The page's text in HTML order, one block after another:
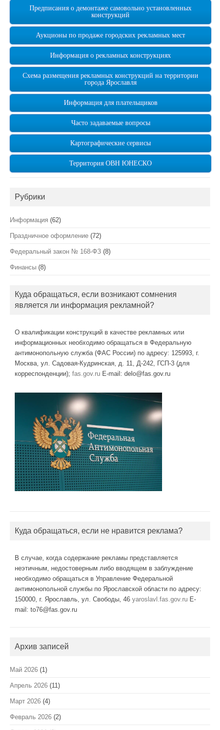
Предписания о демонтаже самовольно установленных
конструкций
Аукционы по продаже городских рекламных мест
Информация о рекламных конструкциях
Схема размещения рекламных конструкций на территории
города Ярославля
Информация для плательщиков
Часто задаваемые вопросы
Картографические сервисы
Территория ОВН ЮНЕСКО
Рубрики
Информация (62)
Праздничное оформление (72)
Федеральный закон № 168-ФЗ (8)
Финансы (8)
Куда обращаться, если возникают сомнения
является ли информация рекламной?
О квалификации конструкций в качестве рекламных или
информационных необходимо обращаться в Федеральную
антимонопольную служба (ФАС России) по адресу: 125993, г.
Москва, ул. Садовая-Кудринская, д. 11, Д-242, ГСП-3 (для
корреспонденции); fas.gov.ru E-mail: delo@fas.gov.ru
Куда обращаться, если не нравится реклама?
В случае, когда содержание рекламы представляется
неэтичным, недостоверным либо вводящем в заблуждение
необходимо обращаться в Управление Федеральной
антимонопольной службы по Ярославской области по адресу:
150000, г. Ярославль, ул. Свободы, 46 yaroslavl.fas.gov.ru E-
mail: to76@fas.gov.ru
Архив записей
Май 2026 (1)
Апрель 2026 (11)
Март 2026 (4)
Февраль 2026 (2)